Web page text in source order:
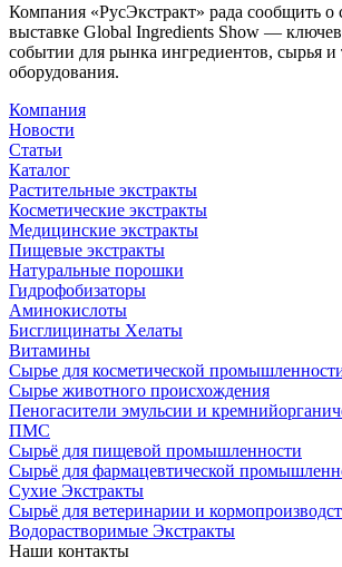
Компания «РусЭкстракт» рада сообщить о
выставке Global Ingredients Show —
событии для рынка ингредиентов, сырья и
оборудования.
Компания
Новости
Статьи
Каталог
Растительные экстракты
Косметические экстракты
Медицинские экстракты
Пищевые экстракты
Натуральные порошки
Гидрофобизаторы
Аминокислоты
Бисглицинаты Хелаты
Витамины
Сырье для косметической
Сырье животного происхождения
Пеногасители эмульсии и
ПМС
Сырьё для пищевой промышленности
Сырьё для фармацевтической
Сухие Экстракты
Сырьё для ветеринарии и
Водорастворимые Экстракты
Наши контакты